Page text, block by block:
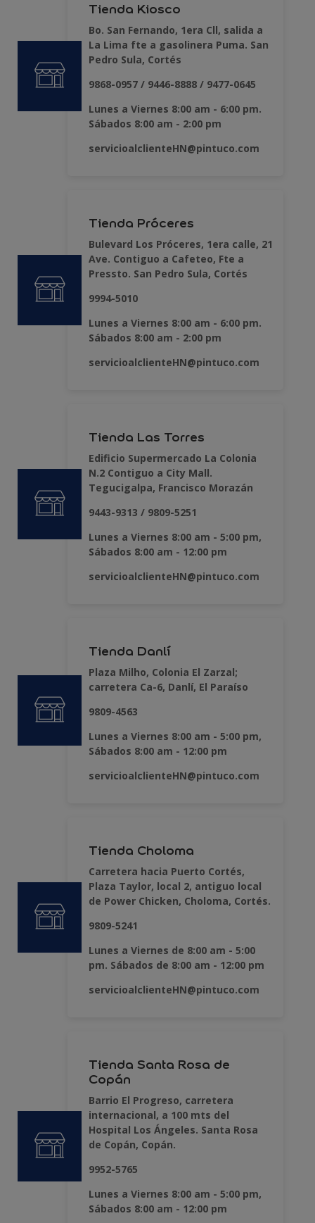
Tienda Kiosco
Bo. San Fernando, 1era Cll, salida a
La Lima fte a gasolinera Puma. San
Pedro Sula, Cortés
9868-0957 / 9446-8888 / 9477-0645
Lunes a Viernes 8:00 am - 6:00 pm.
Sábados 8:00 am - 2:00 pm
servicioalclienteHN@pintuco.com
Tienda Próceres
Bulevard Los Próceres, 1era calle, 21
Ave. Contiguo a Cafeteo, Fte a
Pressto. San Pedro Sula, Cortés
9994-5010
Lunes a Viernes 8:00 am - 6:00 pm.
Sábados 8:00 am - 2:00 pm
servicioalclienteHN@pintuco.com
Tienda Las Torres
Edificio Supermercado La Colonia
N.2 Contiguo a City Mall.
Tegucigalpa, Francisco Morazán
9443-9313 / 9809-5251
Lunes a Viernes 8:00 am - 5:00 pm,
Sábados 8:00 am - 12:00 pm
servicioalclienteHN@pintuco.com
Tienda Danlí
Plaza Milho, Colonia El Zarzal;
carretera Ca-6, Danlí, El Paraíso
9809-4563
Lunes a Viernes 8:00 am - 5:00 pm,
Sábados 8:00 am - 12:00 pm
servicioalclienteHN@pintuco.com
Tienda Choloma
Carretera hacia Puerto Cortés,
Plaza Taylor, local 2, antiguo local
de Power Chicken, Choloma, Cortés.
9809-5241
Lunes a Viernes de 8:00 am - 5:00
pm. Sábados de 8:00 am - 12:00 pm
servicioalclienteHN@pintuco.com
Tienda Santa Rosa de
Copán
Barrio El Progreso, carretera
internacional, a 100 mts del
Hospital Los Ángeles. Santa Rosa
de Copán, Copán.
9952-5765
Lunes a Viernes 8:00 am - 5:00 pm,
Sábados 8:00 am - 12:00 pm